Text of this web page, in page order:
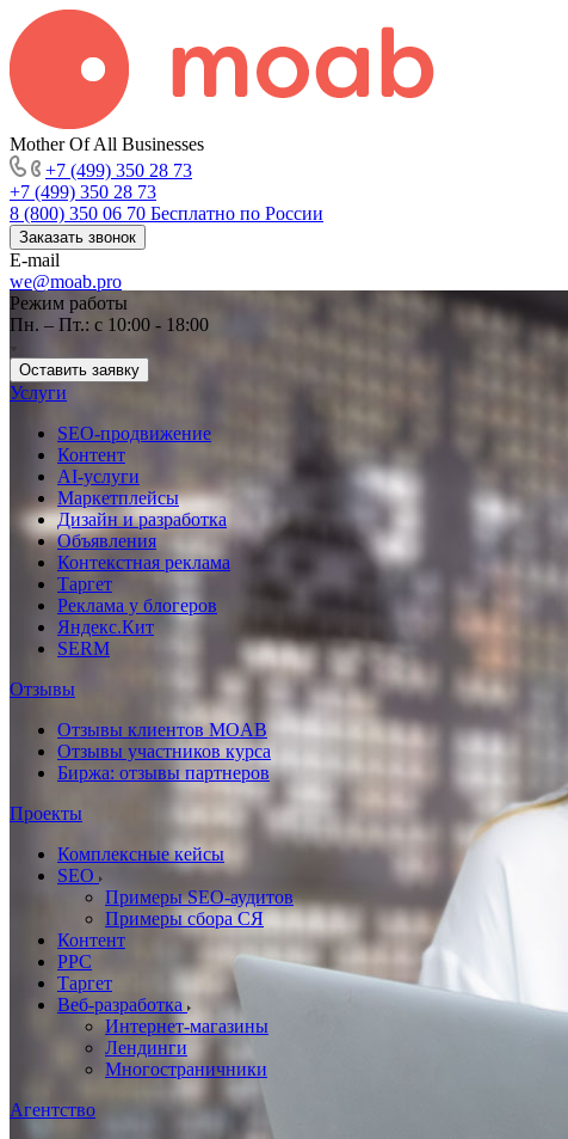
Mother Of All Businesses
+7 (499) 350 28 73
+7 (499) 350 28 73
8 (800) 350 06 70 Бесплатно по России
Заказать звонок
E-mail
we@moab.pro
Режим работы
Пн. – Пт.: с 10:00 - 18:00
Оставить заявку
Услуги
SEO-продвижение
Контент
AI-услуги
Маркетплейсы
Дизайн и разработка
Объявления
Контекстная реклама
Таргет
Реклама у блогеров
Яндекс.Кит
SERM
Отзывы
Отзывы клиентов MOAB
Отзывы участников курса
Биржа: отзывы партнеров
Проекты
Комплексные кейсы
SEO
Примеры SEO-аудитов
Примеры сбора СЯ
Контент
PPC
Таргет
Веб-разработка
Интернет-магазины
Лендинги
Многостраничники
Агентство